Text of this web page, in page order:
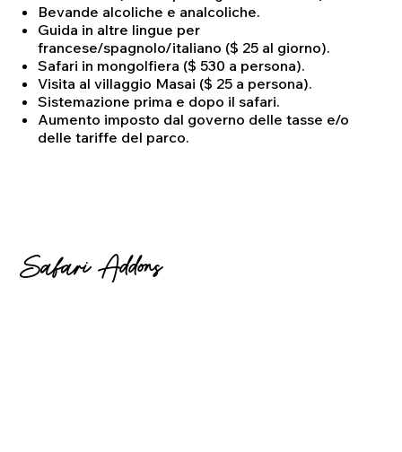
Bevande alcoliche e analcoliche.
Guida in altre lingue per
francese/spagnolo/italiano ($ 25 al giorno).
Safari in mongolfiera ($ 530 a persona).
Visita al villaggio Masai ($ 25 a persona).
Sistemazione prima e dopo il safari.
Aumento imposto dal governo delle tasse e/o
delle tariffe del parco.
Safari Addons